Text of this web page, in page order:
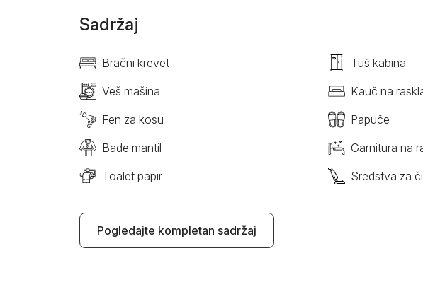
Sadržaj
Bračni krevet
Tuš kabina
Veš mašina
Kauč na
Fen za kosu
Papuče
Bade mantil
Garnitura na
Toalet papir
Sredstva za
Pogledajte kompletan sadržaj